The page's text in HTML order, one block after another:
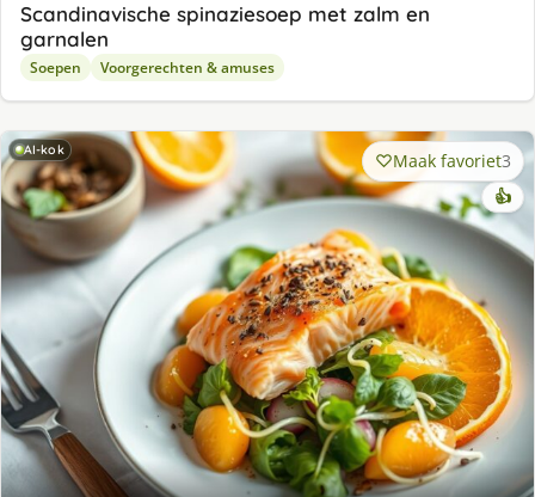
Scandinavische spinaziesoep met zalm en
garnalen
Soepen Voorgerechten & amuses
AI-kok Maak favoriet3
👍